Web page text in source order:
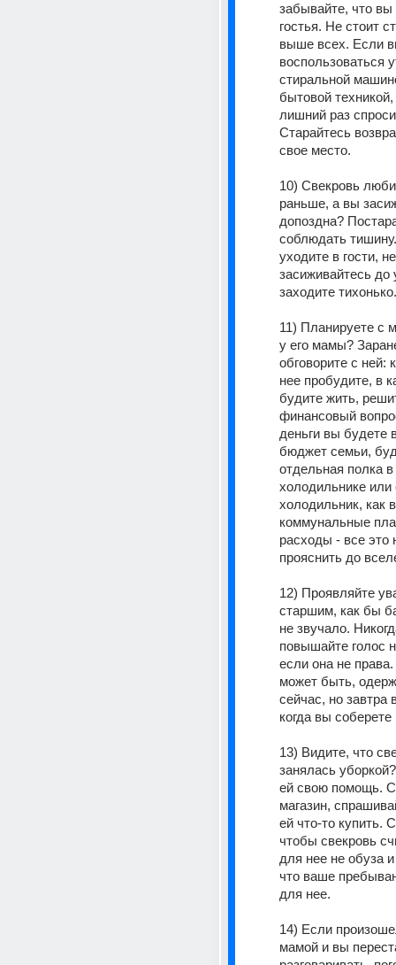
забывайте, что вы
гостья. Не стоит
выше всех. Если
воспользоваться
стиральной
бытовой
лишний раз
Старайтесь
свое место.
10) Свекровь
раньше, а вы
допоздна?
соблюдать
уходите в гости, не
засиживайтесь до
заходите тихонько.
11) Планируете с
у его мамы?
обговорите с ней:
нее пробудите, в
будите жить,
финансовый
деньги вы будете
бюджет семьи,
отдельная полка в
холодильнике или
холодильник, как
коммунальные
расходы - все это
прояснить до
12) Проявляйте
старшим, как бы
не звучало.
повышайте голос
если она не
может быть,
сейчас, но завтра
когда вы
13) Видите, что
занялась
ей свою помощь.
магазин,
ей что-то купить.
чтобы свекровь
для нее не обуза
что ваше
для нее.
14) Если
мамой и вы